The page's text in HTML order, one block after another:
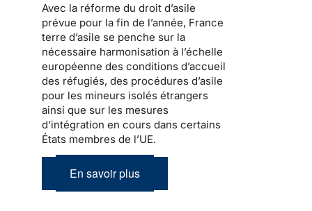
Avec la réforme du droit d’asile
prévue pour la fin de l’année, France
terre d’asile se penche sur la
nécessaire harmonisation à l’échelle
européenne des conditions d’accueil
des réfugiés, des procédures d’asile
pour les mineurs isolés étrangers
ainsi que sur les mesures
d’intégration en cours dans certains
États membres de l’UE.
En savoir plus